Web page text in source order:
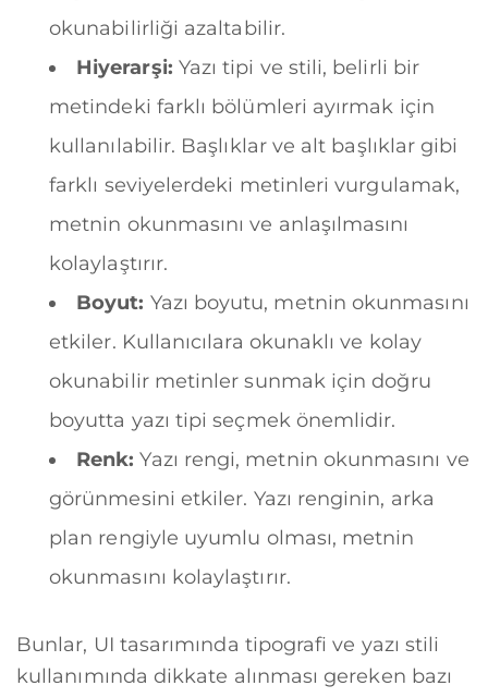
okunabilirliği azaltabilir.
Hiyerarşi: Yazı tipi ve stili, belirli bir
metindeki farklı bölümleri ayırmak için
kullanılabilir. Başlıklar ve alt başlıklar gibi
farklı seviyelerdeki metinleri vurgulamak,
metnin okunmasını ve anlaşılmasını
kolaylaştırır.
Boyut: Yazı boyutu, metnin okunmasını
etkiler. Kullanıcılara okunaklı ve kolay
okunabilir metinler sunmak için doğru
boyutta yazı tipi seçmek önemlidir.
Renk: Yazı rengi, metnin okunmasını ve
görünmesini etkiler. Yazı renginin, arka
plan rengiyle uyumlu olması, metnin
okunmasını kolaylaştırır.
Bunlar, UI tasarımında tipografi ve yazı stili
kullanımında dikkate alınması gereken bazı